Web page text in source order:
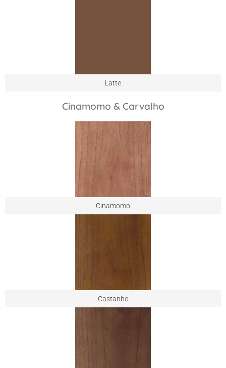
Latte
Cinamomo & Carvalho
Cinamomo
Castanho